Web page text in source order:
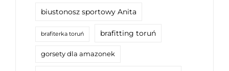
biustonosz sportowy Anita
brafiterka toruń brafitting toruń
gorsety dla amazonek